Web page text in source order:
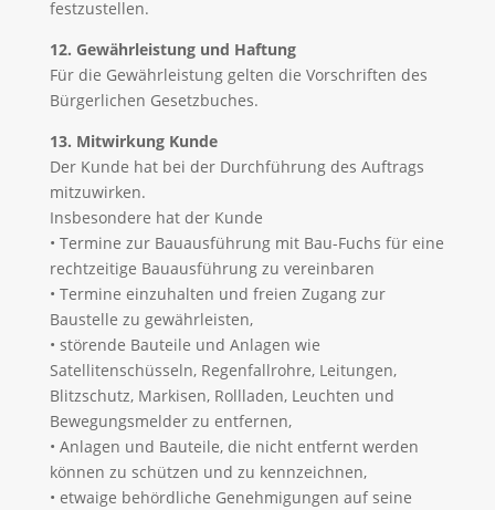
festzustellen.
12. Gewährleistung und Haftung
Für die Gewährleistung gelten die Vorschriften des
Bürgerlichen Gesetzbuches.
13. Mitwirkung Kunde
Der Kunde hat bei der Durchführung des Auftrags
mitzuwirken.
Insbesondere hat der Kunde
• Termine zur Bauausführung mit Bau-Fuchs für eine
rechtzeitige Bauausführung zu vereinbaren
• Termine einzuhalten und freien Zugang zur
Baustelle zu gewährleisten,
• störende Bauteile und Anlagen wie
Satellitenschüsseln, Regenfallrohre, Leitungen,
Blitzschutz, Markisen, Rollladen, Leuchten und
Bewegungsmelder zu entfernen,
• Anlagen und Bauteile, die nicht entfernt werden
können zu schützen und zu kennzeichnen,
• etwaige behördliche Genehmigungen auf seine